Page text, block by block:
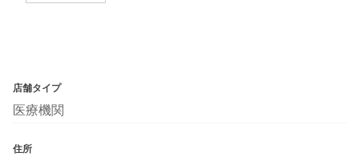
店舗タイプ
医療機関
住所